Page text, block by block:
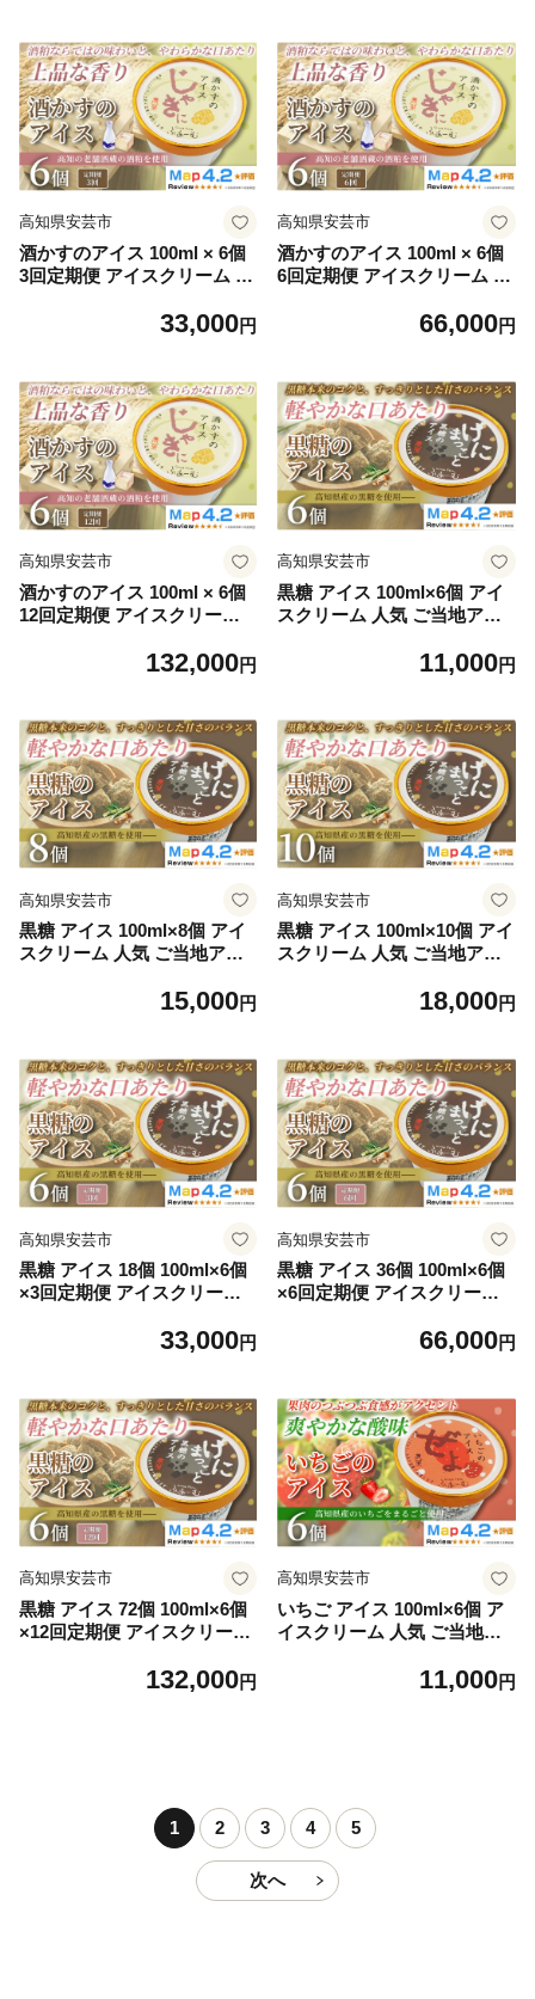
ルシー 手作り 話題 ユニーク
変わり種 ホームパーティー
おもてなし 詰め合わせ 贈り
物 贈答 ギフト プレゼント リ
ピート ジェラート 安芸市 高
知県
ルシー 手作り 話題 ユニーク
変わり種 ホームパーティー
おもてなし 詰め合わせ 贈り
物 贈答 ギフト プレゼント リ
ピート ジェラート 安芸市 高
知県
高知県安芸市
酒かすのアイス 100ml × 6個
3回定期便 アイスクリーム 人
スクリーム ファミリー おす
デザート ヘルシー 手作り 話
題 ユニーク 変わり種 ホーム
パーティー おもてなし 詰め
合わせ 贈り物 贈答 ギフト プ
レゼント リピート ジェラー
ト 安芸市 高知県
33,000円
高知県安芸市
酒かすのアイス 100ml × 6個
6回定期便 アイスクリーム 人
スクリーム ファミリー おす
デザート ヘルシー 手作り 話
題 ユニーク 変わり種 ホーム
パーティー おもてなし 詰め
合わせ 贈り物 贈答 ギフト プ
レゼント リピート ジェラー
ト 安芸市 高知県
66,000円
高知県安芸市
酒かすのアイス 100ml × 6個
12回定期便 アイスクリーム
イスクリーム ファミリー お
ツ デザート ヘルシー 手作り
話題 ユニーク 変わり種 ホー
ムパーティー おもてなし 詰
め合わせ 贈り物 贈答 ギフト
プレゼント リピート ジェラ
ート 安芸市 高知県
132,000円
高知県安芸市
黒糖 アイス 100ml×6個 アイ
スクリーム 人気 ご当地アイ
ーツ デザート お菓子 おやつ
わり種 ホームパーティー お
もてなし 詰め合わせ 贈り物
贈答 冷凍 ギフト プレゼント
ロングセラー リピート 安芸
市 高知県
11,000円
高知県安芸市
黒糖 アイス 100ml×8個 アイ
スクリーム 人気 ご当地アイ
ーツ デザート お菓子 おやつ
わり種 ホームパーティー お
もてなし 詰め合わせ 贈り物
贈答 冷凍 ギフト プレゼント
ロングセラー リピート 安芸
市 高知県
15,000円
高知県安芸市
黒糖 アイス 100ml×10個 アイ
スクリーム 人気 ご当地アイ
ーツ デザート お菓子 おやつ
わり種 ホームパーティー お
もてなし 詰め合わせ 贈り物
贈答 冷凍 ギフト プレゼント
ロングセラー リピート 安芸
市 高知県
18,000円
高知県安芸市
黒糖 アイス 18個 100ml×6個
×3回定期便 アイスクリーム
糖味 黒砂糖 スイーツ デザー
話題 ユニーク 変わり種 ホー
ムパーティー おもてなし 詰
め合わせ 贈り物 贈答 冷凍 ギ
フト プレゼント ロングセラ
ー リピート 安芸市 高知県
33,000円
高知県安芸市
黒糖 アイス 36個 100ml×6個
×6回定期便 アイスクリーム
糖味 黒砂糖 スイーツ デザー
話題 ユニーク 変わり種 ホー
ムパーティー おもてなし 詰
め合わせ 贈り物 贈答 冷凍 ギ
フト プレゼント ロングセラ
ー リピート 安芸市 高知県
66,000円
高知県安芸市
黒糖 アイス 72個 100ml×6個
×12回定期便 アイスクリーム
糖味 黒砂糖 スイーツ デザー
フト プレゼント ロングセラ
ー リピート 安芸市 高知県
132,000円
高知県安芸市
いちご アイス 100ml×6個 ア
イスクリーム 人気 ご当地ア
味 いちごアイス スイーツ デ
せ 贈り物 贈答 冷凍 ギフト
プレゼント ロングセラー リ
ピート 安芸市 高知県
11,000円
1 2 3 4 5
次へ